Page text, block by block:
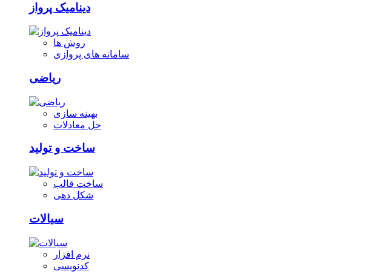
دینامیک پرواز
روش ها
سامانه های پروازی
ریاضی
بهینه سازی
حل معادلات
ساخت و تولید
ساخت قالب
شکل دهی
سیالات
نرم افزار
کدنویسی